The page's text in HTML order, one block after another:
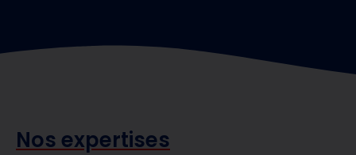
Nos expertises